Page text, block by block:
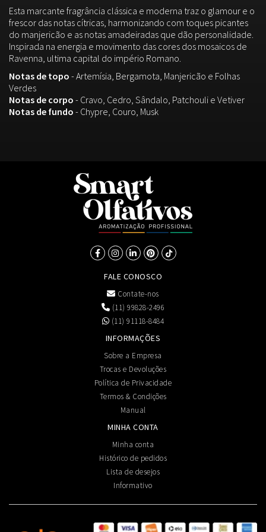
Esta marcante fragrância clássica e moderna traz o glamour e o
frescor das notas cítricas, harmonizando com toques picantes
do manjericão e as notas amadeiradas que dão personalidade.
Inspirada na energia e movimento das cores dos mosaicos de
Ravenna, ultima capital do império Romano.
Notas de topo - Artemísia, Bergamota, Manjericão e Folhas
Verdes
Notas de corpo - Cravo, Cedro, Sândalo, Patchouli e Vetiver
Notas de fundo - Chypre, Couro, Musk
FALE CONOSCO
Contate-nos
(11) 99828-2496
(11) 91118-8484
INFORMAÇÕES
Sobre a Empresa
Trocas e Devoluções
Política de Privacidade
Termos & Condições
Manual
MINHA CONTA
Minha conta
Histórico de pedidos
Lista de desejos
Informativo